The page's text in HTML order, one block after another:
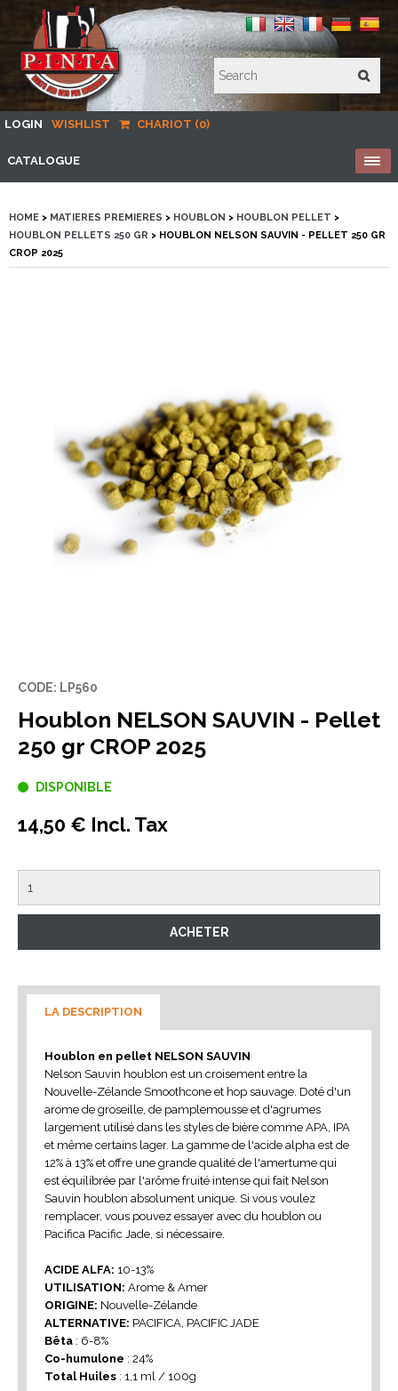
LOGIN WISHLIST CHARIOT (0)
CATALOGUE
HOME > MATIERES PREMIERES > HOUBLON > HOUBLON PELLET >
HOUBLON PELLETS 250 GR > HOUBLON NELSON SAUVIN - PELLET 250 GR
CROP 2025
CODE: LP560
Houblon NELSON SAUVIN - Pellet
250 gr CROP 2025
DISPONIBLE
14,50 € Incl. Tax
LA DESCRIPTION
Houblon en pellet NELSON SAUVIN
Nelson Sauvin houblon est un croisement entre la
Nouvelle-Zélande Smoothcone et hop sauvage. Doté d'un
arome de groseille, de pamplemousse et d'agrumes
largement utilisé dans les styles de bière comme APA, IPA
et même certains lager. La gamme de l'acide alpha est de
12% à 13% et offre une grande qualité de l'amertume qui
est équilibrée par l'arôme fruité intense qui fait Nelson
Sauvin houblon absolument unique. Si vous voulez
remplacer, vous pouvez essayer avec du houblon ou
Pacifica Pacific Jade, si nécessaire.
ACIDE ALFA: 10-13%
UTILISATION: Arome & Amer
ORIGINE: Nouvelle-Zélande
ALTERNATIVE: PACIFICA, PACIFIC JADE
Bêta : 6-8%
Co-humulone : 24%
Total Huiles : 1,1 ml / 100g